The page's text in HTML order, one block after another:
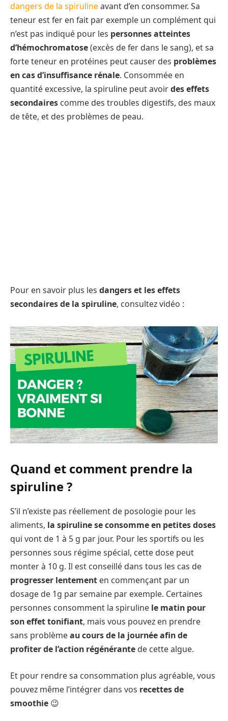
dangers de la spirulineavant d’en consommer. Sa
teneur est fer en fait par exemple un complément qui
n’est pas indiqué pour les personnes atteintes
d’hémochromatose(excès de fer dans le sang), et sa
forte teneur en protéines peut causer des problèmes
en cas d’insuffisance rénale. Consommée en
quantité excessive, la spiruline peut avoirdes effets
secondaires comme des troubles digestifs, des maux
de tête, et des problèmes de peau.
Pour en savoir plus les dangers et les effets
secondaires de la spiruline, consultez vidéo :
Quand et comment prendre la
spiruline ?
S’il n’existe pas réellement de posologie pour les
aliments, la spiruline se consomme en petites doses
qui vont de 1 à 5 g par jour. Pour les sportifs ou les
personnes sous régime spécial, cette dose peut
monter à 10 g. Il est conseillé dans tous les cas de
progresser lentement en commençant par un
dosage de 1g par semaine par exemple. Certaines
personnes consomment la spiruline le matin pour
son effet tonifiant, mais vous pouvez en prendre
sans problèmeau cours de la journée afin de
profiter de l’action régénérante de cette algue.
Et pour rendre sa consommation plus agréable, vous
pouvez même l’intégrer dans vos recettes de
smoothie 😉